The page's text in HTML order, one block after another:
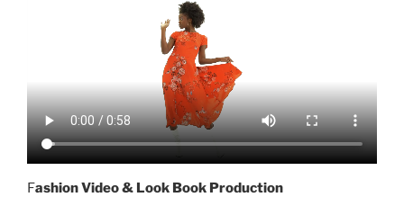
Fashion Video & Look Book Production